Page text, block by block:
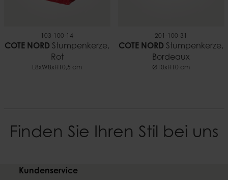
103-100-14
COTE NORD Stumpenkerze,
Rot
L8xW8xH10,5 cm
201-100-31
COTE NORD Stumpenkerze,
Bordeaux
Ø10xH10 cm
Finden Sie Ihren Stil bei uns
Kundenservice